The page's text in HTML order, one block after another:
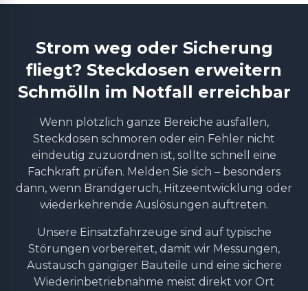
Strom weg oder Sicherung
fliegt? Steckdosen erweitern
Schmölln im Notfall erreichbar
Wenn plötzlich ganze Bereiche ausfallen,
Steckdosen schmoren oder ein Fehler nicht
eindeutig zuzuordnen ist, sollte schnell eine
Fachkraft prüfen. Melden Sie sich – besonders
dann, wenn Brandgeruch, Hitzeentwicklung oder
wiederkehrende Auslösungen auftreten.
Unsere Einsatzfahrzeuge sind auf typische
Störungen vorbereitet, damit wir Messungen,
Austausch gängiger Bauteile und eine sichere
Wiederinbetriebnahme meist direkt vor Ort